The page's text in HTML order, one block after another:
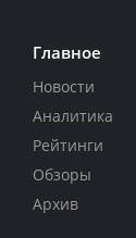
Главное
Новости
Аналитика
Рейтинги
Обзоры
Архив